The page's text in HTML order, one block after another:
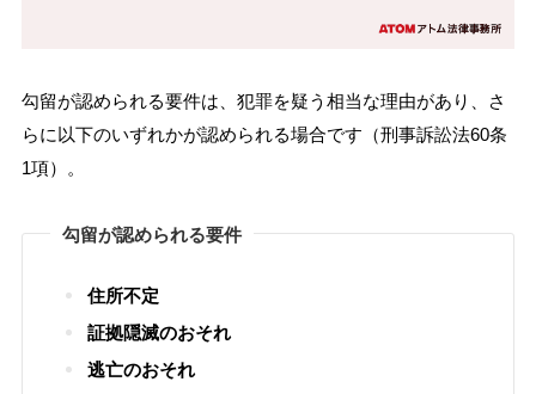
勾留が認められる要件は、犯罪を疑う相当な理由があり、さ
らに以下のいずれかが認められる場合です（刑事訴訟法60条
1項）。
勾留が認められる要件
住所不定
証拠隠滅のおそれ
逃亡のおそれ